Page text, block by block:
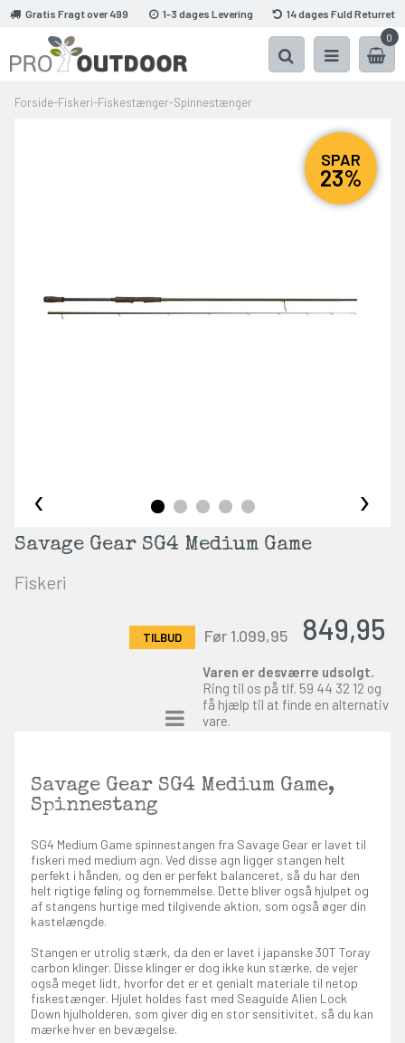
Gratis Fragt over 499 1-3 dages Levering
14 dages Fuld Returret
0
Forside-Fiskeri-Fiskestænger-Spinnestænger
SPAR
23%
‹ ›
Savage Gear SG4 Medium Game
Fiskeri
849,95
Før 1.099,95
Varen er desværre udsolgt.
Ring til os på tlf. 59 44 32 12 og
få hjælp til at finde en alternativ
vare.
Savage Gear SG4 Medium Game,
Spinnestang
SG4 Medium Game spinnestangen fra Savage Gear er lavet til
fiskeri med medium agn. Ved disse agn ligger stangen helt
perfekt i hånden, og den er perfekt balanceret, så du har den
helt rigtige føling og fornemmelse. Dette bliver også hjulpet og
af stangens hurtige med tilgivende aktion, som også øger din
kastelængde.
Stangen er utrolig stærk, da den er lavet i japanske 30T Toray
carbon klinger. Disse klinger er dog ikke kun stærke, de vejer
også meget lidt, hvorfor det er et genialt materiale til netop
fiskestænger. Hjulet holdes fast med Seaguide Alien Lock
Down hjulholderen, som giver dig en stor sensitivitet, så du kan
mærke hver en bevægelse.